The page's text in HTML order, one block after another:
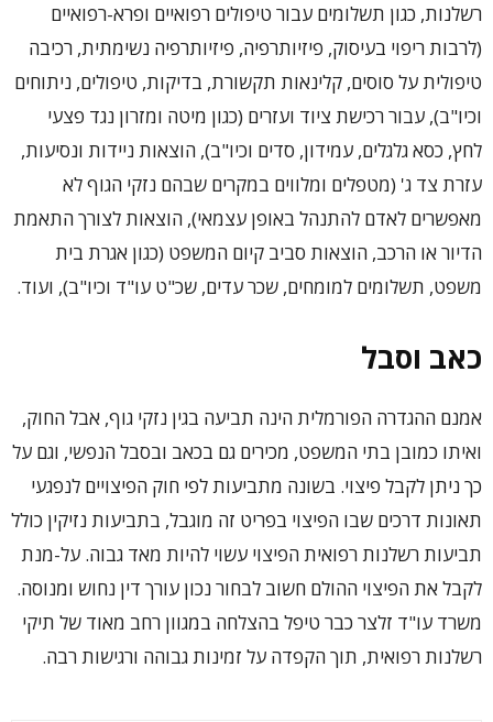
רשלנות, כגון תשלומים עבור טיפולים רפואיים ופרא-רפואיים
(לרבות ריפוי בעיסוק, פיזיותרפיה, פיזיותרפיה נשימתית, רכיבה
טיפולית על סוסים, קלינאות תקשורת, בדיקות, טיפולים, ניתוחים
וכיו"ב), עבור רכישת ציוד ועזרים (כגון מיטה ומזרון נגד פצעי
לחץ, כסא גלגלים, עמידון, סדים וכיו"ב), הוצאות ניידות ונסיעות,
עזרת צד ג' (מטפלים ומלווים במקרים שבהם נזקי הגוף לא
מאפשרים לאדם להתנהל באופן עצמאי), הוצאות לצורך התאמת
הדיור או הרכב, הוצאות סביב קיום המשפט (כגון אגרת בית
משפט, תשלומים למומחים, שכר עדים, שכ"ט עו"ד וכיו"ב), ועוד.
כאב וסבל
אמנם ההגדרה הפורמלית הינה תביעה בגין נזקי גוף, אבל החוק,
ואיתו כמובן בתי המשפט, מכירים גם בכאב ובסבל הנפשי, וגם על
כך ניתן לקבל פיצוי. בשונה מתביעות לפי חוק הפיצויים לנפגעי
תאונות דרכים שבו הפיצוי בפריט זה מוגבל, בתביעות נזיקין כולל
תביעות רשלנות רפואית הפיצוי עשוי להיות מאד גבוה. על-מנת
לקבל את הפיצוי ההולם חשוב לבחור נכון עורך דין נחוש ומנוסה.
משרד עו"ד זלצר כבר טיפל בהצלחה במגוון רחב מאוד של תיקי
רשלנות רפואית, תוך הקפדה על זמינות גבוהה ורגישות רבה.